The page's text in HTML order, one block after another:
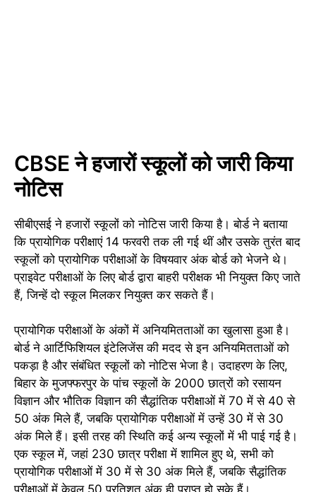
CBSE ने हजारों स्कूलों को जारी किया
नोटिस
सीबीएसई ने हजारों स्कूलों को नोटिस जारी किया है। बोर्ड ने बताया
कि प्रायोगिक परीक्षाएं 14 फरवरी तक ली गई थीं और उसके तुरंत बाद
स्कूलों को प्रायोगिक परीक्षाओं के विषयवार अंक बोर्ड को भेजने थे।
प्राइवेट परीक्षाओं के लिए बोर्ड द्वारा बाहरी परीक्षक भी नियुक्त किए जाते
हैं, जिन्हें दो स्कूल मिलकर नियुक्त कर सकते हैं।
प्रायोगिक परीक्षाओं के अंकों में अनियमितताओं का खुलासा हुआ है।
बोर्ड ने आर्टिफिशियल इंटेलिजेंस की मदद से इन अनियमितताओं को
पकड़ा है और संबंधित स्कूलों को नोटिस भेजा है। उदाहरण के लिए,
बिहार के मुजफ्फरपुर के पांच स्कूलों के 2000 छात्रों को रसायन
विज्ञान और भौतिक विज्ञान की सैद्धांतिक परीक्षाओं में 70 में से 40 से
50 अंक मिले हैं, जबकि प्रायोगिक परीक्षाओं में उन्हें 30 में से 30
अंक मिले हैं। इसी तरह की स्थिति कई अन्य स्कूलों में भी पाई गई है।
एक स्कूल में, जहां 230 छात्र परीक्षा में शामिल हुए थे, सभी को
प्रायोगिक परीक्षाओं में 30 में से 30 अंक मिले हैं, जबकि सैद्धांतिक